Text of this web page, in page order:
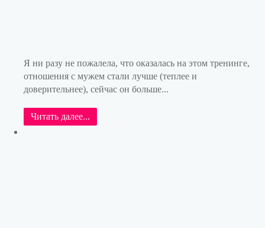
Я ни разу не пожалела, что оказалась на этом тренинге,
отношения с мужем стали лучше (теплее и
доверительнее), сейчас он больше...
Читать далее...